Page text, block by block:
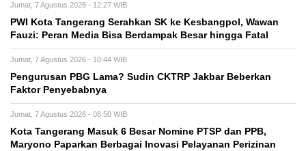
Jumat, 7 Agustus 2026 - 12:27 WIB
PWI Kota Tangerang Serahkan SK ke Kesbangpol, Wawan
Fauzi: Peran Media Bisa Berdampak Besar hingga Fatal
Jumat, 7 Agustus 2026 - 10:44 WIB
Pengurusan PBG Lama? Sudin CKTRP Jakbar Beberkan
Faktor Penyebabnya
Jumat, 7 Agustus 2026 - 08:50 WIB
Kota Tangerang Masuk 6 Besar Nomine PTSP dan PPB,
Maryono Paparkan Berbagai Inovasi Pelayanan Perizinan